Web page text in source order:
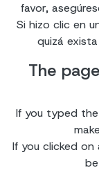
favor,
Si hizo clic en
quizá
The
If you typed
If you clicked